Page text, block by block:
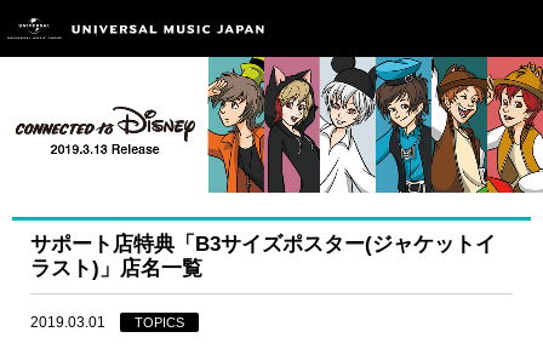
サポート店特典「B3サイズポスター(ジャケットイ
ラスト)」店名一覧
2019.03.01 TOPICS